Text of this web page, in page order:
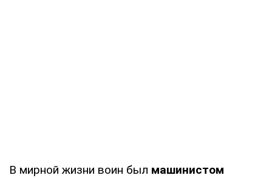
В мирной жизни воин был машинистом